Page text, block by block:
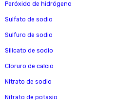
Peróxido de hidrógeno
Sulfato de sodio
Sulfuro de sodio
Silicato de sodio
Cloruro de calcio
Nitrato de sodio
Nitrato de potasio